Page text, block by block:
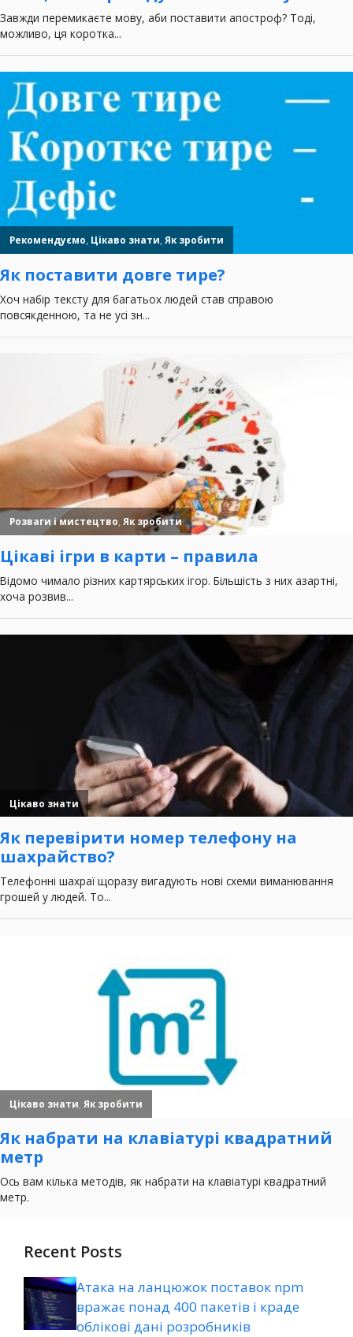
Recent Posts
Атака на ланцюжок поставок npm
вражає понад 400 пакетів і краде
облікові дані розробників